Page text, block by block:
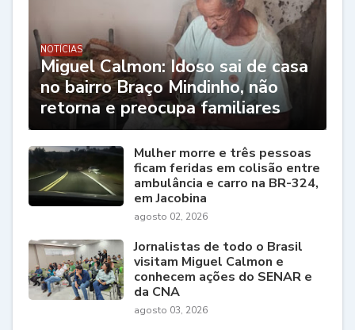
NOTÍCIAS
Miguel Calmon: Idoso sai de casa
no bairro Braço Mindinho, não
retorna e preocupa familiares
Mulher morre e três pessoas
ficam feridas em colisão entre
ambulância e carro na BR-324,
em Jacobina
agosto 02, 2026
Jornalistas de todo o Brasil
visitam Miguel Calmon e
conhecem ações do SENAR e
da CNA
agosto 03, 2026